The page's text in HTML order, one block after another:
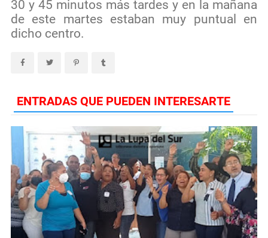
30 y 45 minutos más tardes y en la mañana
de este martes estaban muy puntual en
dicho centro.
ENTRADAS QUE PUEDEN INTERESARTE